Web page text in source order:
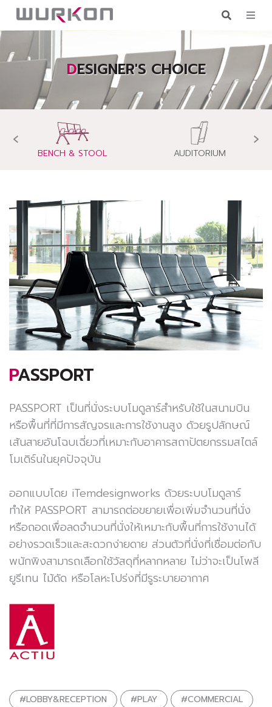
DESIGNER'S CHOICE
BENCH & STOOL AUDITORIUM
‹ ›
PASSPORT
PASSPORT เป็นที่นั่งระบบโมดูลาร์สำหรับใช้ในสนามบิน
หรือพื้นที่ที่มีการสัญจรและการใช้งานสูง ด้วยรูปลักษณ์
เส้นสายอันโฉบเฉี่ยวที่เหมาะกับอาคารสถาปัตยกรรมสไตล์
โมเดิร์นในยุคปัจจุบัน
ออกแบบโดย iTemdesignworks ด้วยระบบโมดูลาร์
ทำให้ PASSPORT สามารถต่อขยายเพื่อเพิ่มจำนวนที่นั่ง
หรือถอดเพื่อลดจำนวนที่นั่งให้เหมาะกับพื้นที่การใช้งานได้
อย่างรวดเร็วและสะดวกง่ายดาย ส่วนตัวที่นั่งที่เชื่อมต่อกับ
พนักพิงสามารถเลือกใช้วัสดุที่หลากหลาย ไม่ว่าจะเป็นโพลี
ยูรีเทน ไม้ดัด หรือโลหะโปร่งที่มีรูระบายอากาศ
#LOBBY&RECEPTION #PLAY
#COMMERCIAL